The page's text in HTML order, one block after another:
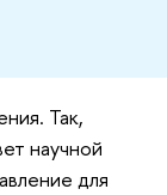
Так,
научной
для